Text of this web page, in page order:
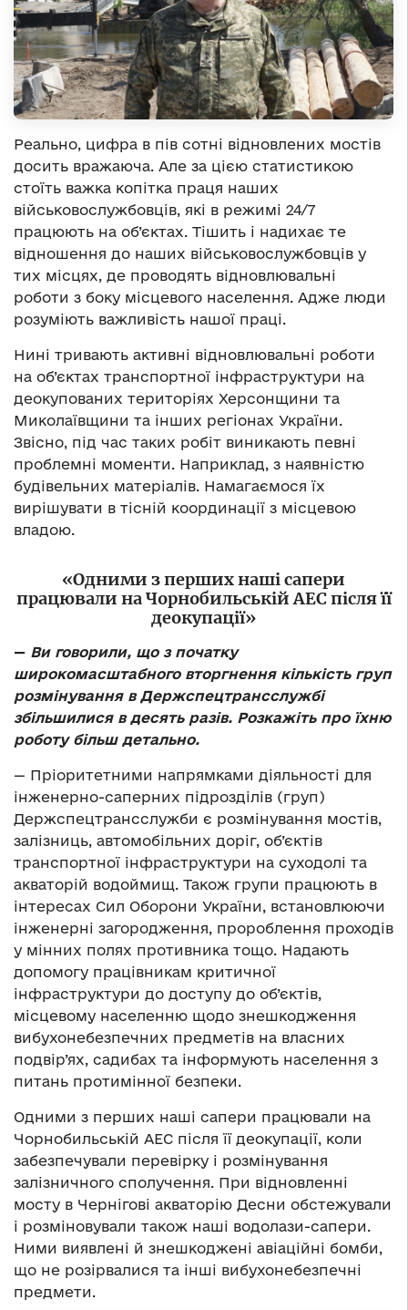
Реально, цифра в пів сотні відновлених мостів
досить вражаюча. Але за цією статистикою
стоїть важка копітка праця наших
військовослужбовців, які в режимі 24/7
працюють на об’єктах. Тішить і надихає те
відношення до наших військовослужбовців у
тих місцях, де проводять відновлювальні
роботи з боку місцевого населення. Адже люди
розуміють важливість нашої праці.
Нині тривають активні відновлювальні роботи
на об’єктах транспортної інфраструктури на
деокупованих територіях Херсонщини та
Миколаївщини та інших регіонах України.
Звісно, під час таких робіт виникають певні
проблемні моменти. Наприклад, з наявністю
будівельних матеріалів. Намагаємося їх
вирішувати в тісній координації з місцевою
владою.
«Одними з перших наші сапери
працювали на Чорнобильській АЕС після її
деокупації»
— Ви говорили, що з початку
широкомасштабного вторгнення кількість груп
розмінування в Держспецтрансслужбі
збільшилися в десять разів. Розкажіть про їхню
роботу більш детально.
— Пріоритетними напрямками діяльності для
інженерно-саперних підрозділів (груп)
Держспецтрансслужби є розмінування мостів,
залізниць, автомобільних доріг, об’єктів
транспортної інфраструктури на суходолі та
акваторій водоймищ. Також групи працюють в
інтересах Сил Оборони України, встановлюючи
інженерні загородження, пророблення проходів
у мінних полях противника тощо. Надають
допомогу працівникам критичної
інфраструктури до доступу до об’єктів,
місцевому населенню щодо знешкодження
вибухонебезпечних предметів на власних
подвір’ях, садибах та інформують населення з
питань протимінної безпеки.
Одними з перших наші сапери працювали на
Чорнобильській АЕС після її деокупації, коли
забезпечували перевірку і розмінування
залізничного сполучення. При відновленні
мосту в Чернігові акваторію Десни обстежували
і розміновували також наші водолази-сапери.
Ними виявлені й знешкоджені авіаційні бомби,
що не розірвалися та інші вибухонебезпечні
предмети.